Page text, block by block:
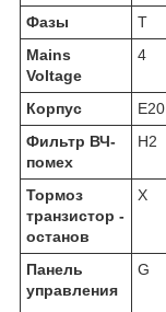
Фазы
T
Mains
Voltage
4
Корпус E20
Фильтр ВЧ-
помех
H2
Тормоз
транзистор -
останов
X
Панель
управления
G